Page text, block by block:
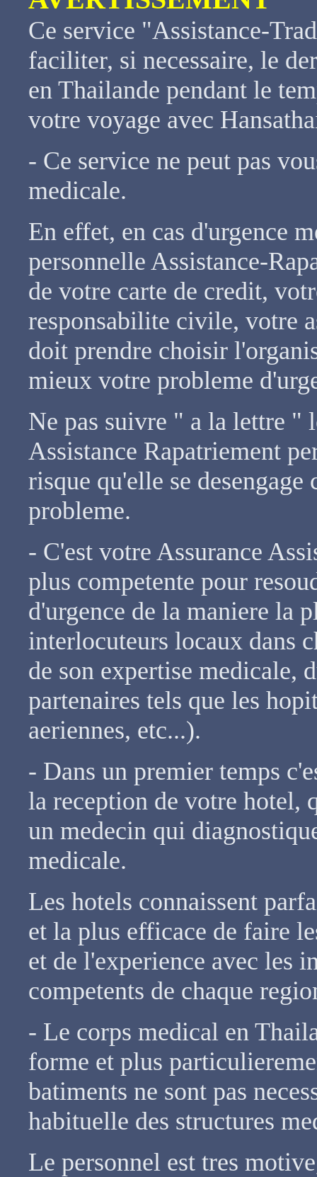
Ce service "Assistance-
faciliter, si necessaire, le
en Thailande pendant le
votre voyage avec
- Ce service ne peut pas
medicale.
En effet, en cas d'urgence
personnelle Assistance-
de votre carte de credit,
responsabilite civile, votre
doit prendre choisir
mieux votre probleme
Ne pas suivre " a la lettre "
Assistance Rapatriement
risque qu'elle se
probleme.
- C'est votre Assurance
plus competente pour
d'urgence de la maniere la
interlocuteurs locaux dans
de son expertise medicale,
partenaires tels que les
aeriennes, etc...).
- Dans un premier temps
la reception de votre hotel,
un medecin qui
medicale.
Les hotels connaissent
et la plus efficace de faire
et de l'experience avec les
competents de chaque
- Le corps medical en
forme et plus
batiments ne sont pas
habituelle des structures
Le personnel est tres